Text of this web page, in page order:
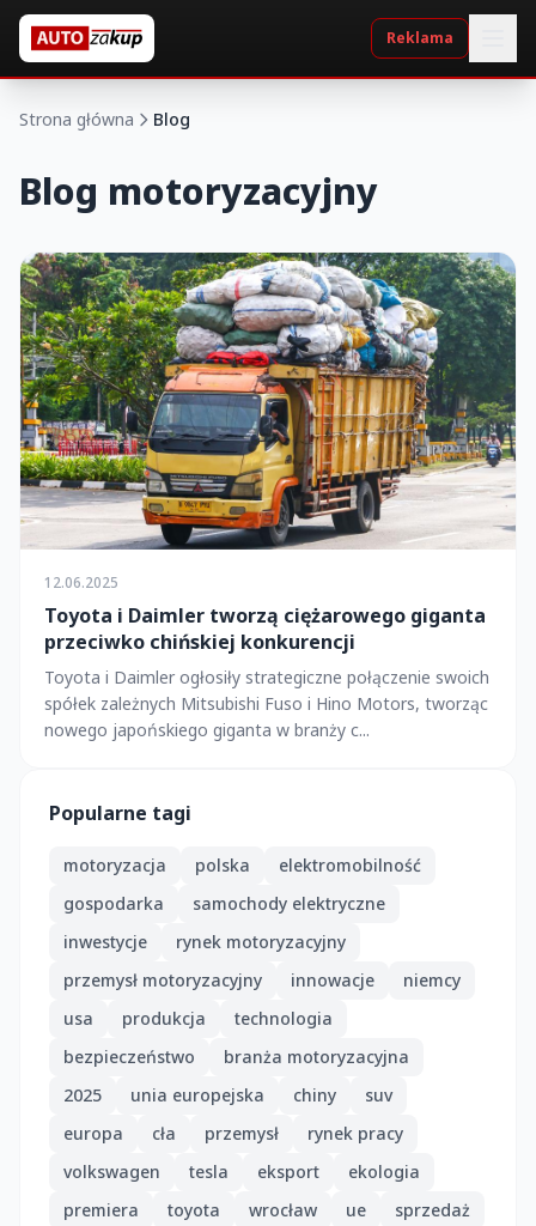
Reklama
Strona główna Blog
Blog motoryzacyjny
12.06.2025
Toyota i Daimler tworzą ciężarowego giganta
przeciwko chińskiej konkurencji
Toyota i Daimler ogłosiły strategiczne połączenie swoich
spółek zależnych Mitsubishi Fuso i Hino Motors, tworząc
nowego japońskiego giganta w branży c...
Popularne tagi
motoryzacja polska
elektromobilność
gospodarka
samochody elektryczne
inwestycje
rynek motoryzacyjny
przemysł motoryzacyjny
innowacje
niemcy
usa
produkcja
technologia
bezpieczeństwo
branża motoryzacyjna
2025
unia europejska chiny
suv
europa
cła przemysł
rynek pracy
volkswagen
tesla eksport
ekologia
premiera
toyota wrocław ue
sprzedaż